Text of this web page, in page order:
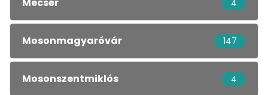
Mecsér 4
Mosonmagyaróvár 147
Mosonszentmiklós 4